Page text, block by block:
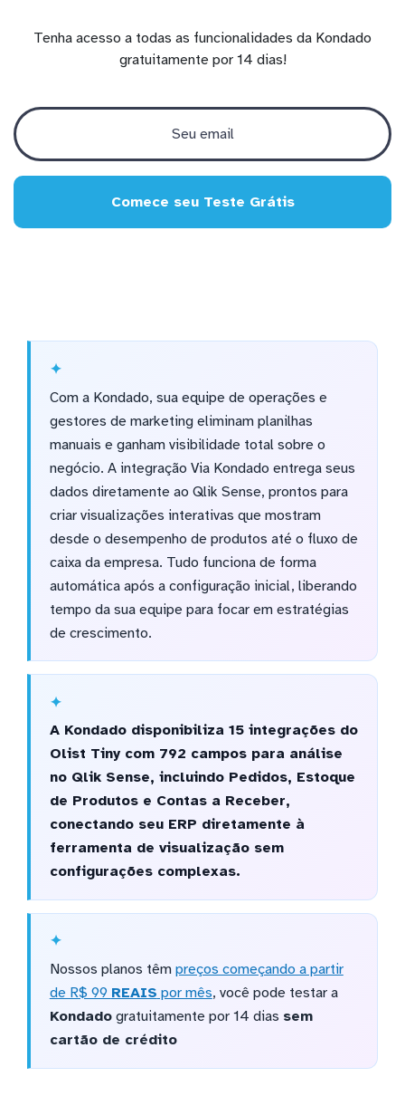
Tenha acesso a todas as funcionalidades da Kondado
gratuitamente por 14 dias!
Comece seu Teste Grátis
Com a Kondado, sua equipe de operações e
gestores de marketing eliminam planilhas
manuais e ganham visibilidade total sobre o
negócio. A integração Via Kondado entrega seus
dados diretamente ao Qlik Sense, prontos para
criar visualizações interativas que mostram
desde o desempenho de produtos até o fluxo de
caixa da empresa. Tudo funciona de forma
automática após a configuração inicial, liberando
tempo da sua equipe para focar em estratégias
de crescimento.
A Kondado disponibiliza 15 integrações do
Olist Tiny com 792 campos para análise
no Qlik Sense, incluindo Pedidos, Estoque
de Produtos e Contas a Receber,
conectando seu ERP diretamente à
ferramenta de visualização sem
configurações complexas.
Nossos planos têm preços começando a partir
de R$ 99 REAIS por mês, você pode testar a
Kondadogratuitamente por 14 dias sem
cartão de crédito